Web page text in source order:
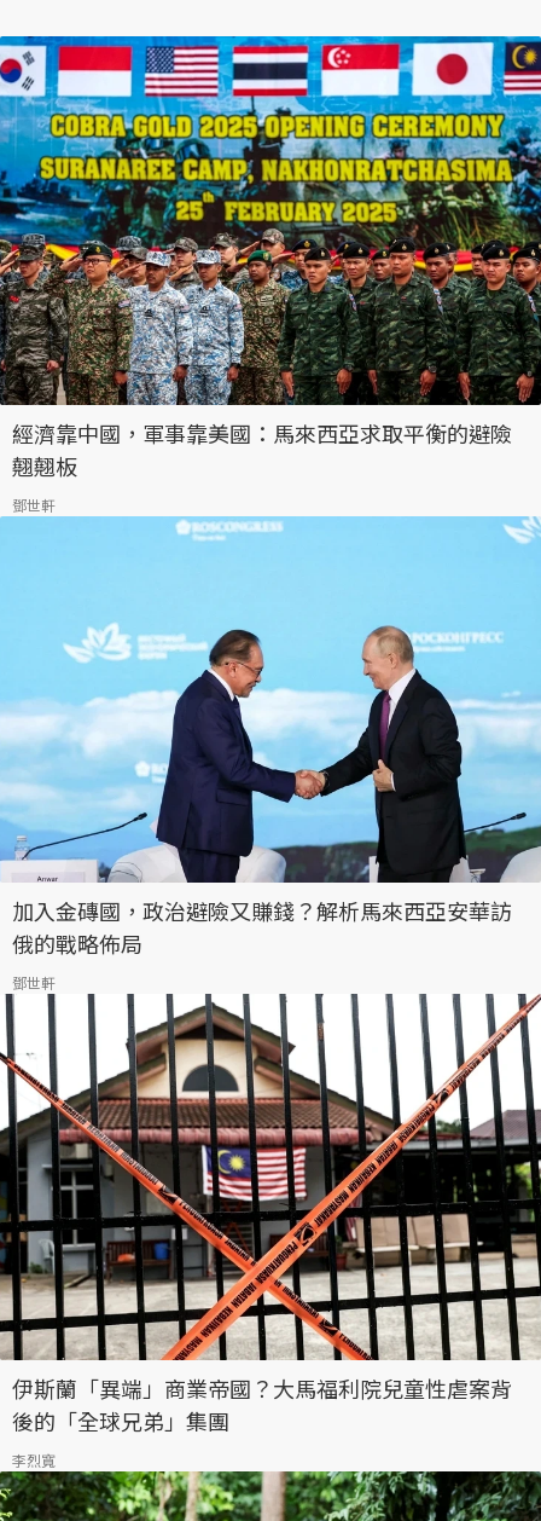
經濟靠中國，軍事靠美國：馬來西亞求取平衡的避險
翹翹板
鄧世軒
加入金磚國，政治避險又賺錢？解析馬來西亞安華訪
俄的戰略佈局
鄧世軒
伊斯蘭「異端」商業帝國？大馬福利院兒童性虐案背
後的「全球兄弟」集團
李烈寬